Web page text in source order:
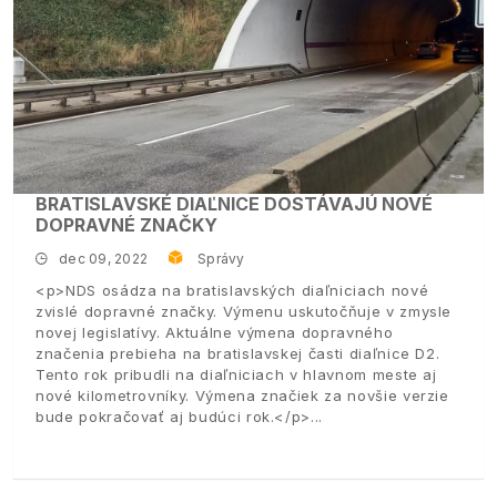
BRATISLAVSKÉ DIAĽNICE DOSTÁVAJÚ NOVÉ
DOPRAVNÉ ZNAČKY
dec 09, 2022 Správy
<p>NDS osádza na bratislavských diaľniciach nové
zvislé dopravné značky. Výmenu uskutočňuje v zmysle
novej legislatívy. Aktuálne výmena dopravného
značenia prebieha na bratislavskej časti diaľnice D2.
Tento rok pribudli na diaľniciach v hlavnom meste aj
nové kilometrovníky. Výmena značiek za novšie verzie
bude pokračovať aj budúci rok.</p>